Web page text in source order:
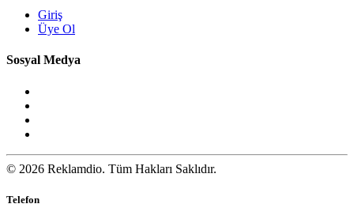
Giriş
Üye Ol
Sosyal Medya
© 2026 Reklamdio. Tüm Hakları Saklıdır.
Telefon